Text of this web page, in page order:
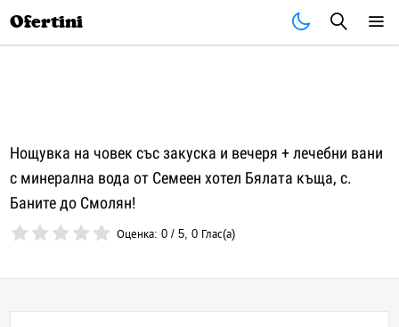
Ofertini
Нощувка на човек със закуска и вечеря + лечебни вани
с минерална вода от Семеен хотел Бялата къща, с.
Баните до Смолян!
Оценка:0 /5,0 Глас(а)